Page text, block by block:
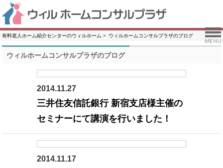
有料老人ホーム紹介センターのウィルホーム ウィルホームコンサルプラザのブログ
ウィルホームコンサルプラザのブログ
2014.11.27
三井住友信託銀行 新宿支店様主催の
セミナーにて講演を行いました！
2014.11.17